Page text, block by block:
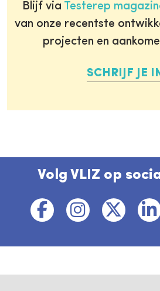
Blijf via Testerep
van onze recentste
projecten en
SCHRIJF JE
Volg VLIZ op